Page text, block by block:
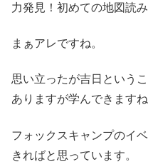
力発見！初めての地図読み
まぁアレですね。
思い立ったが吉日という
ありますが学んできますね
フォックスキャンプのイ
きればと思っています。